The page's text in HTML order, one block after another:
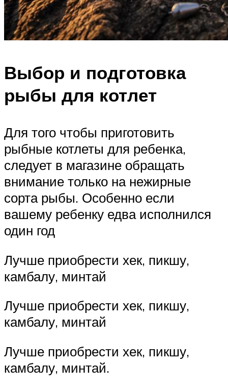
Выбор и подготовка
рыбы для котлет
Для того чтобы приготовить
рыбные котлеты для ребенка,
следует в магазине обращать
внимание только на нежирные
сорта рыбы. Особенно если
вашему ребенку едва исполнился
один год
Лучше приобрести хек, пикшу,
камбалу, минтай
Лучше приобрести хек, пикшу,
камбалу, минтай
Лучше приобрести хек, пикшу,
камбалу, минтай.